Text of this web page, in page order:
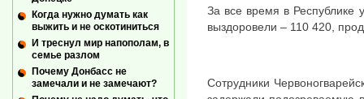
За все время в Республике
выздоровели – 110 420,
Сотрудники
Когда нужно думать как
выжить и не оскотиниться
И треснул мир напополам, в
семье разлом
Почему Донбасс не
замечали и не замечают?